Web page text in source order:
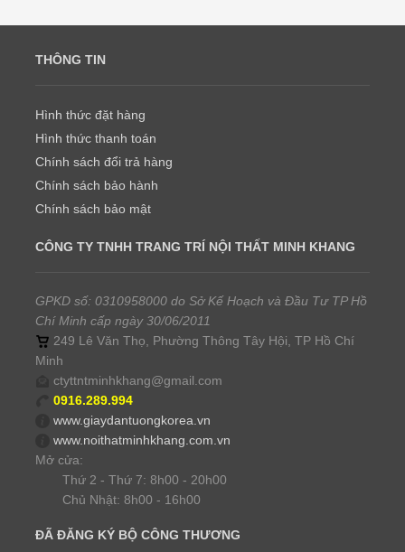
THÔNG TIN
Hình thức đặt hàng
Hình thức thanh toán
Chính sách đổi trả hàng
Chính sách bảo hành
Chính sách bảo mật
CÔNG TY TNHH TRANG TRÍ NỘI THẤT MINH KHANG
GPKD số: 0310958000 do Sở Kế Hoạch và Đầu Tư TP Hồ
Chí Minh cấp ngày 30/06/2011
249 Lê Văn Thọ, Phường Thông Tây Hội, TP Hồ Chí
Minh
ctyttntminhkhang@gmail.com
0916.289.994
www.giaydantuongkorea.vn
www.noithatminhkhang.com.vn
Mở cửa:
Thứ 2 - Thứ 7: 8h00 - 20h00
Chủ Nhật: 8h00 - 16h00
ĐÃ ĐĂNG KÝ BỘ CÔNG THƯƠNG